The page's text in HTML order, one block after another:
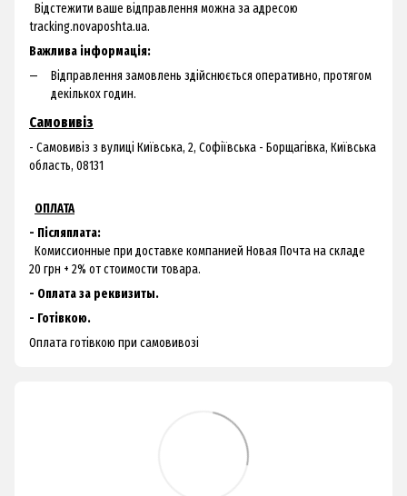
Відстежити ваше відправлення можна за адресою
tracking.novaposhta.ua.
Важлива інформація:
Відправлення замовлень здійснюється оперативно, протягом
декількох годин.
Самовивіз
- Самовивіз з вулиці Київська, 2, Софіївська - Борщагівка, Київська
область, 08131
ОПЛАТА
- Післяплата:
Комиссионные при доставке компанией Новая Почта на складе
20 грн + 2% от стоимости товара.
- Оплата за реквизиты.
- Готівкою.
Оплата готівкою при самовивозі